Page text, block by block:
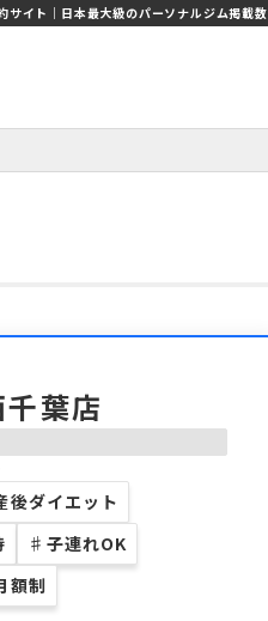
サイト｜日本最大級のパーソナルジム掲載数
葉店
後ダイエット
♯ 子連れOK
額制